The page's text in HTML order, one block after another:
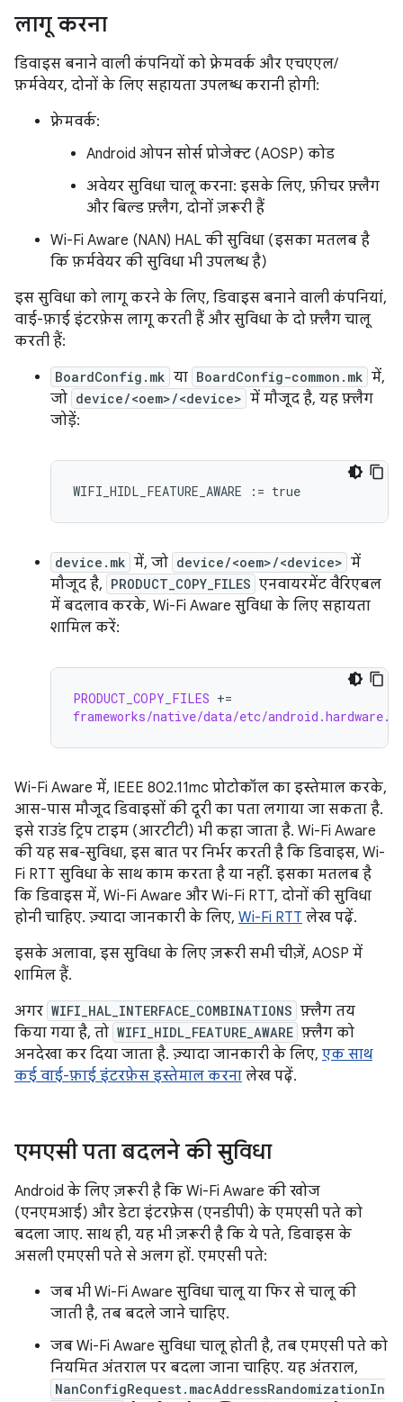
लागू करना
डिवाइस बनाने वाली कंपनियों को फ़्रेमवर्क और एचएएल/
फ़र्मवेयर, दोनों के लिए सहायता उपलब्ध करानी होगी:
फ़्रेमवर्क:
Android ओपन सोर्स प्रोजेक्ट (AOSP) कोड
अवेयर सुविधा चालू करना: इसके लिए, फ़ीचर फ़्लैग
और बिल्ड फ़्लैग, दोनों ज़रूरी हैं
Wi-Fi Aware (NAN) HAL की सुविधा (इसका मतलब है
कि फ़र्मवेयर की सुविधा भी उपलब्ध है)
इस सुविधा को लागू करने के लिए, डिवाइस बनाने वाली कंपनियां,
वाई-फ़ाई इंटरफ़ेस लागू करती हैं और सुविधा के दो फ़्लैग चालू
करती हैं:
BoardConfig.mk या BoardConfig-common.mk में,
जो device/<oem>/<device> में मौजूद है, यह फ़्लैग
जोड़ें:
WIFI_HIDL_FEATURE_AWARE := true
device.mk में, जो device/<oem>/<device> में
मौजूद है, PRODUCT_COPY_FILES एनवायरमेंट वैरिएबल
में बदलाव करके, Wi-Fi Aware सुविधा के लिए सहायता
शामिल करें:
PRODUCT_COPY_FILES +=
frameworks/native/data/etc/
Wi-Fi Aware में, IEEE 802.11mc प्रोटोकॉल का इस्तेमाल करके,
आस-पास मौजूद डिवाइसों की दूरी का पता लगाया जा सकता है.
इसे राउंड ट्रिप टाइम (आरटीटी) भी कहा जाता है. Wi-Fi Aware
की यह सब-सुविधा, इस बात पर निर्भर करती है कि डिवाइस, Wi-
Fi RTT सुविधा के साथ काम करता है या नहीं. इसका मतलब है
कि डिवाइस में, Wi-Fi Aware और Wi-Fi RTT, दोनों की सुविधा
होनी चाहिए. ज़्यादा जानकारी के लिए, Wi-Fi RTT लेख पढ़ें.
इसके अलावा, इस सुविधा के लिए ज़रूरी सभी चीज़ें, AOSP में
शामिल हैं.
अगर WIFI_HAL_INTERFACE_COMBINATIONS फ़्लैग तय
किया गया है, तो WIFI_HIDL_FEATURE_AWARE फ़्लैग को
अनदेखा कर दिया जाता है. ज़्यादा जानकारी के लिए, एक साथ
कई वाई-फ़ाई इंटरफ़ेस इस्तेमाल करना लेख पढ़ें.
एमएसी पता बदलने की सुविधा
Android के लिए ज़रूरी है कि Wi-Fi Aware की खोज
(एनएमआई) और डेटा इंटरफ़ेस (एनडीपी) के एमएसी पते को
बदला जाए. साथ ही, यह भी ज़रूरी है कि ये पते, डिवाइस के
असली एमएसी पते से अलग हों. एमएसी पते:
जब भी Wi-Fi Aware सुविधा चालू या फिर से चालू की
जाती है, तब बदले जाने चाहिए.
जब Wi-Fi Aware सुविधा चालू होती है, तब एमएसी पते को
नियमित अंतराल पर बदला जाना चाहिए. यह अंतराल,
NanConfigRequest.macAddressRandomizationIn